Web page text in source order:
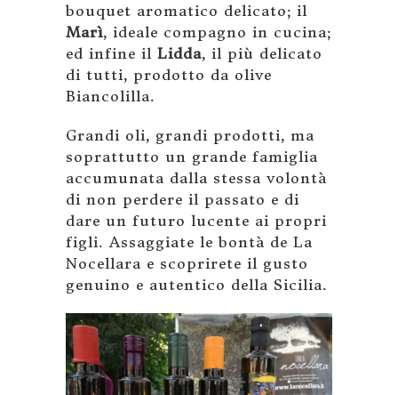
bouquet aromatico delicato; il
Marì, ideale compagno in cucina;
ed infine il Lidda, il più delicato
di tutti, prodotto da olive
Biancolilla.
Grandi oli, grandi prodotti, ma
soprattutto un grande famiglia
accumunata dalla stessa volontà
di non perdere il passato e di
dare un futuro lucente ai propri
figli. Assaggiate le bontà de La
Nocellara e scoprirete il gusto
genuino e autentico della Sicilia.